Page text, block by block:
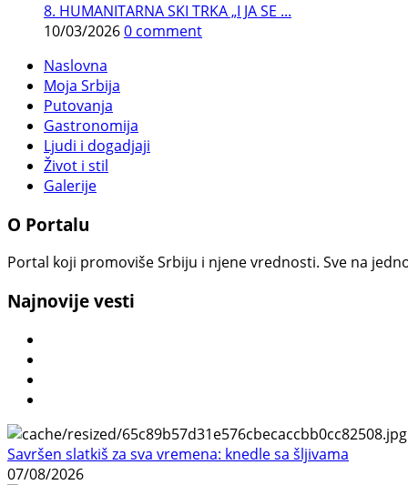
8. HUMANITARNA SKI TRKA „I JA SE ...
10/03/20260 comment
Naslovna
Moja Srbija
Putovanja
Gastronomija
Ljudi i dogadjaji
Život i stil
Galerije
O Portalu
Portal koji promoviše Srbiju i njene vrednosti. Sve na
Najnovije vesti
Savršen slatkiš za sva vremena: knedle sa šljivama
07/08/2026